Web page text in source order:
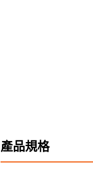
產品規格